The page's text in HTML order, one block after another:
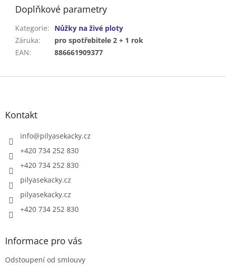
Doplňkové parametry
Kategorie:
Nůžky na živé ploty
Záruka:
pro spotřebitele 2 + 1 rok
EAN: 886661909377
Z
Kontakt
info@pilyasekacky.cz
+420 734 252 830
+420 734 252 830
pilyasekacky.cz
pilyasekacky.cz
+420 734 252 830
Informace pro vás
Odstoupení od smlouvy